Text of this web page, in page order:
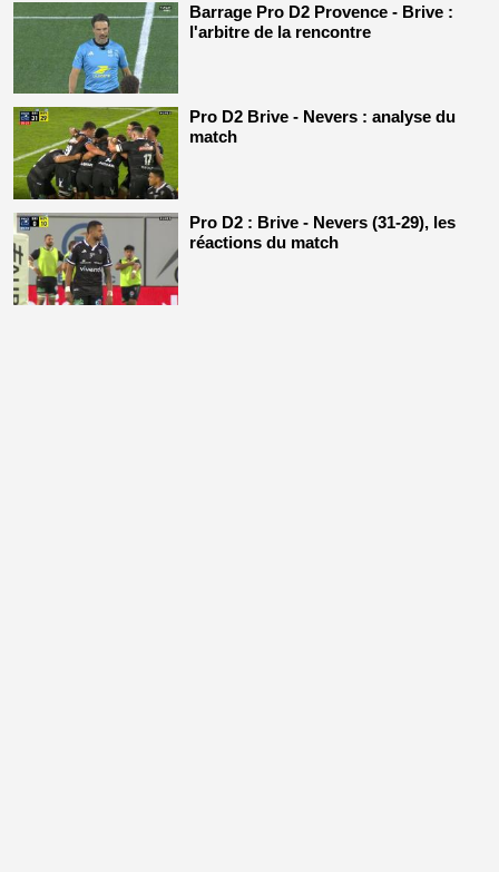
Barrage Pro D2 Provence - Brive :
l'arbitre de la rencontre
Pro D2 Brive - Nevers : analyse du
match
Pro D2 : Brive - Nevers (31-29), les
réactions du match